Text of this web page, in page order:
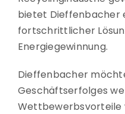
bietet Dieffenbacher
fortschrittlicher
Energiegewinnung.
Dieffenbacher
Geschäftserfolges
Wettbewerbsvorteile